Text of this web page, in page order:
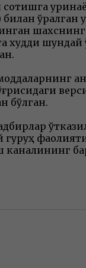
худди
бўлган.
каналининг